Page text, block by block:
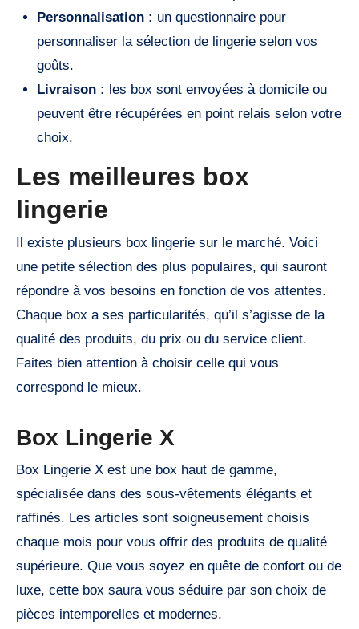
Personnalisation : un questionnaire pour
personnaliser la sélection de lingerie selon vos
goûts.
Livraison : les box sont envoyées à domicile ou
peuvent être récupérées en point relais selon votre
choix.
Les meilleures box
lingerie
Il existe plusieurs box lingerie sur le marché. Voici
une petite sélection des plus populaires, qui sauront
répondre à vos besoins en fonction de vos attentes.
Chaque box a ses particularités, qu’il s’agisse de la
qualité des produits, du prix ou du service client.
Faites bien attention à choisir celle qui vous
correspond le mieux.
Box Lingerie X
Box Lingerie X est une box haut de gamme,
spécialisée dans des sous-vêtements élégants et
raffinés. Les articles sont soigneusement choisis
chaque mois pour vous offrir des produits de qualité
supérieure. Que vous soyez en quête de confort ou de
luxe, cette box saura vous séduire par son choix de
pièces intemporelles et modernes.